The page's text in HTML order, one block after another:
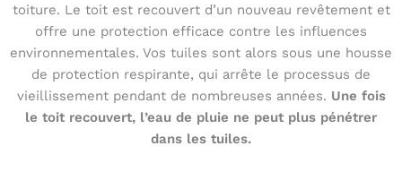
toiture. Le toit est recouvert d’un nouveau revêtement et
offre une protection efficace contre les influences
environnementales. Vos tuiles sont alors sous une housse
de protection respirante, qui arrête le processus de
vieillissement pendant de nombreuses années. Une fois
le toit recouvert, l’eau de pluie ne peut plus pénétrer
dans les tuiles.